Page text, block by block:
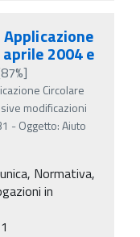
aprile 2004 e
Circolare
modificazioni
- Oggetto: Aiuto
Normativa,
in